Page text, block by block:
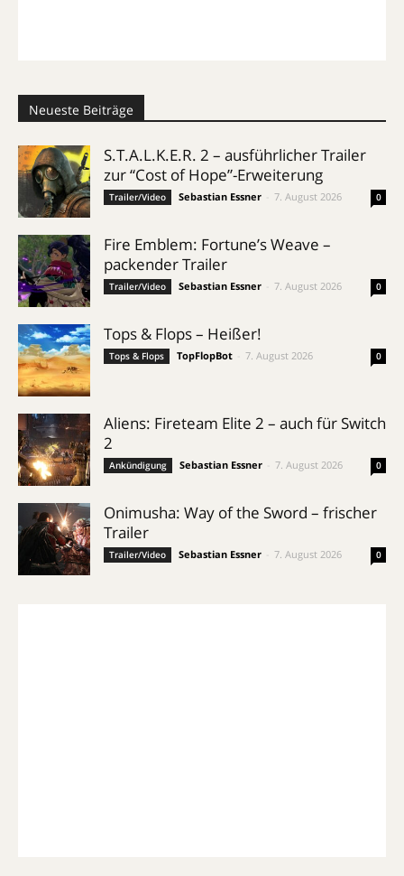
Neueste Beiträge
S.T.A.L.K.E.R. 2 – ausführlicher Trailer
zur “Cost of Hope”-Erweiterung
Trailer/Video Sebastian Essner 7. August 2026 0
Fire Emblem: Fortune’s Weave –
packender Trailer
Trailer/Video Sebastian Essner 7. August 2026 0
Tops & Flops – Heißer!
Tops & Flops TopFlopBot 7. August 2026 0
Aliens: Fireteam Elite 2 – auch für Switch
2
Ankündigung Sebastian Essner 7. August 2026 0
Onimusha: Way of the Sword – frischer
Trailer
Trailer/Video Sebastian Essner 7. August 2026 0